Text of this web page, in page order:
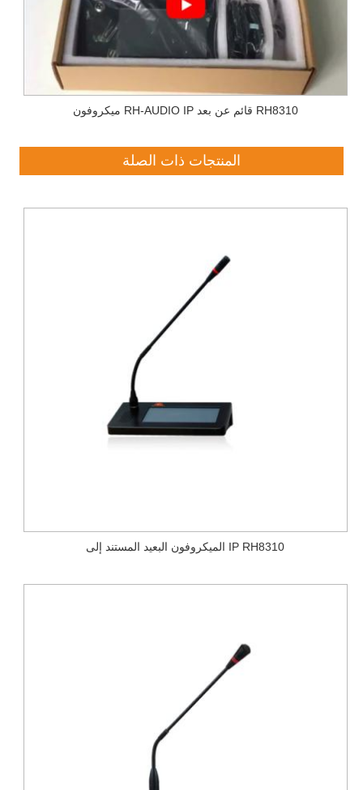
ميكروفون RH-AUDIO IP قائم عن بعد RH8310
المنتجات ذات الصلة
الميكروفون البعيد المستند إلى IP RH8310